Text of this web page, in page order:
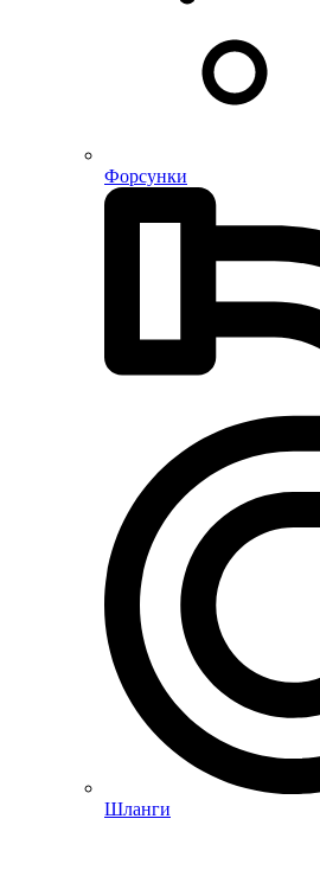
Форсунки
Шланги